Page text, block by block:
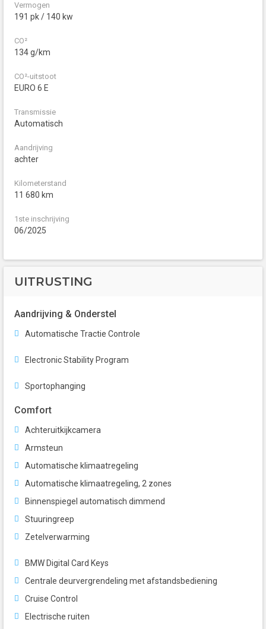
Vermogen
191 pk / 140 kw
CO²
134 g/km
CO²-uitstoot
EURO 6 E
Transmissie
Automatisch
Aandrijving
achter
Kilometerstand
11 680 km
1ste inschrijving
06/2025
UITRUSTING
Aandrijving & Onderstel
Automatische Tractie Controle
Electronic Stability Program
Sportophanging
Comfort
Achteruitkijkcamera
Armsteun
Automatische klimaatregeling
Automatische klimaatregeling, 2 zones
Binnenspiegel automatisch dimmend
Stuuringreep
Zetelverwarming
BMW Digital Card Keys
Centrale deurvergrendeling met afstandsbediening
Cruise Control
Electrische ruiten